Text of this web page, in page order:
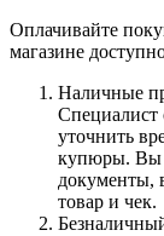
Оплачивайте
магазине
Наличные
Специалист
уточнить
купюры. Вы
документы,
товар и чек.